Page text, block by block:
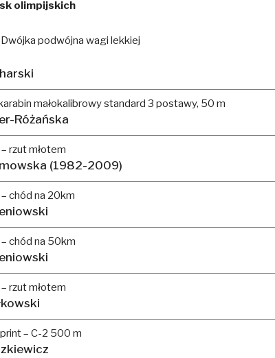
olimpijskich
podwójna wagi lekkiej
małokalibrowy standard 3 postawy, 50 m
Różańska
rzut młotem
(1982-2009)
chód na 20km
chód na 50km
rzut młotem
– C-2 500 m